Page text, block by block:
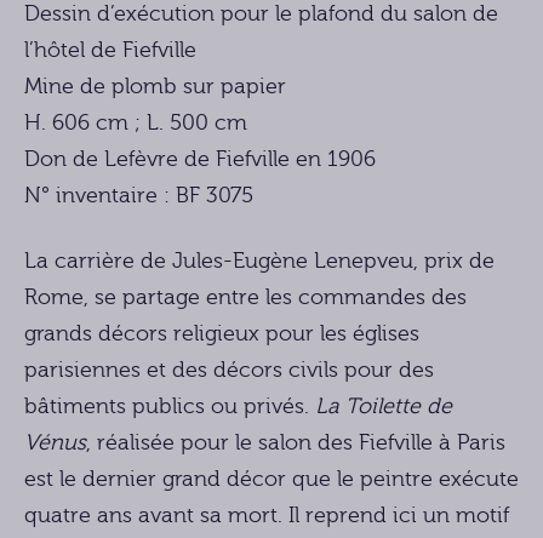
Dessin d’exécution pour le plafond du salon de
l’hôtel de Fiefville
Mine de plomb sur papier
H. 606 cm ; L. 500 cm
Don de Lefèvre de Fiefville en 1906
N° inventaire : BF 3075
La carrière de Jules-Eugène Lenepveu, prix de
Rome, se partage entre les commandes des
grands décors religieux pour les églises
parisiennes et des décors civils pour des
bâtiments publics ou privés. La Toilette de
Vénus, réalisée pour le salon des Fiefville à Paris
est le dernier grand décor que le peintre exécute
quatre ans avant sa mort. Il reprend ici un motif